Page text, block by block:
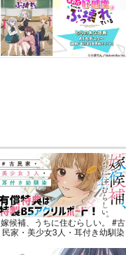
嫁候補、うちに住むらしい。 #古
民家・美少女3人・耳付き幼馴染